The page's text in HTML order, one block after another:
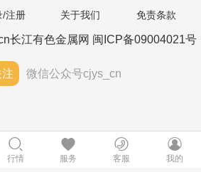
/注册 关于我们 免责条款
长江有色金属网 闽ICP备09004021号
微信公众号cjys_cn
行情 服务 客服 我的